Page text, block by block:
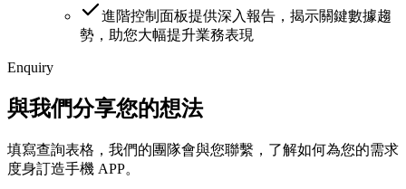
進階控制面板提供深入報告，揭示關鍵數據趨
勢，助您大幅提升業務表現
Enquiry
與我們分享您的想法
填寫查詢表格，我們的團隊會與您聯繫，了解如何為您的需求
度身訂造手機 APP。